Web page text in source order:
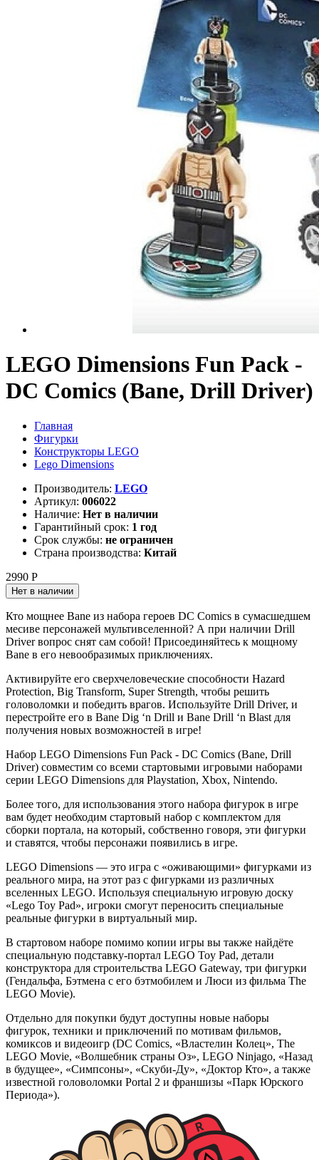
LEGO Dimensions Fun Pack -
DC Comics (Bane, Drill Driver)
Главная
Фигурки
Конструкторы LEGO
Lego Dimensions
Производитель: LEGO
Артикул: 006022
Наличие: Нет в наличии
Гарантийный срок: 1 год
Срок службы: не ограничен
Страна производства: Китай
2990 Р
Нет в наличии
Кто мощнее Bane из набора героев DC Comics в сумасшедшем
месиве персонажей мультивселенной? А при наличии Drill
Driver вопрос снят сам собой! Присоединяйтесь к мощному
Bane в его невообразимых приключениях.
Активируйте его сверхчеловеческие способности Hazard
Protection, Big Transform, Super Strength, чтобы решить
головоломки и победить врагов. Используйте Drill Driver, и
перестройте его в Bane Dig ‘n Drill и Bane Drill ‘n Blast для
получения новых возможностей в игре!
Набор LEGO Dimensions Fun Pack - DC Comics (Bane, Drill
Driver) совместим со всеми стартовыми игровыми наборами
серии LEGO Dimensions для Playstation, Xbox, Nintendo.
Более того, для использования этого набора фигурок в игре
вам будет необходим стартовый набор с комплектом для
сборки портала, на который, собственно говоря, эти фигурки
и ставятся, чтобы персонажи появились в игре.
LEGO Dimensions — это игра с «оживающими» фигурками из
реального мира, на этот раз с фигурками из различных
вселенных LEGO. Используя специальную игровую доску
«Lego Toy Pad», игроки смогут переносить специальные
реальные фигурки в виртуальный мир.
В стартовом наборе помимо копии игры вы также найдёте
специальную подставку-портал LEGO Toy Pad, детали
конструктора для строительства LEGO Gateway, три фигурки
(Гендальфа, Бэтмена с его бэтмобилем и Люси из фильма The
LEGO Movie).
Отдельно для покупки будут доступны новые наборы
фигурок, техники и приключений по мотивам фильмов,
комиксов и видеоигр (DC Comics, «Властелин Колец», The
LEGO Movie, «Волшебник страны Оз», LEGO Ninjago, «Назад
в будущее», «Симпсоны», «Скуби-Ду», «Доктор Кто», а также
известной головоломки Portal 2 и франшизы «Парк Юрского
Периода»).